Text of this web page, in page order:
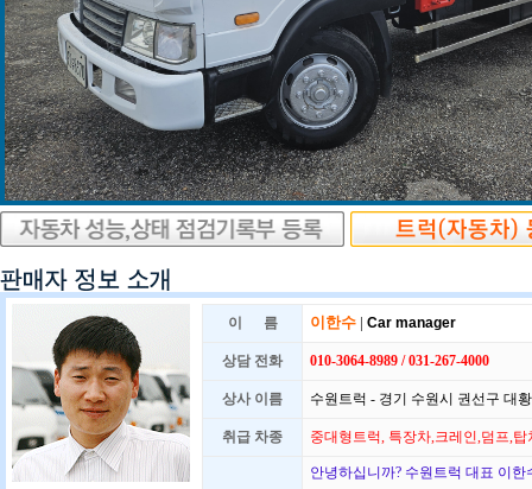
이 름 이한수 | Car manager
상담 전화 010-3064-8989 / 031-267-4000
상사 이름 수원트럭 - 경기 수원시 권선구 대
취급 차종 중대형트럭, 특장차,크레인,덤프,탑
안녕하십니까? 수원트럭 대표 이한